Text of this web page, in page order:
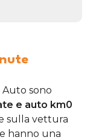
sono
e auto km0
sulla vettura
hanno una